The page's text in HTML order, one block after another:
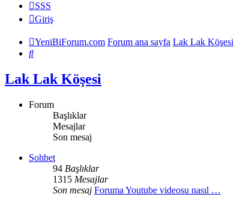
SSS
Giriş
YeniBiForum.com Forum ana sayfa Lak Lak Köşesi
Ara
Lak Lak Köşesi
Forum
Başlıklar
Mesajlar
Son mesaj
Sohbet
94 Başlıklar
1315 Mesajlar
Son mesaj Foruma Youtube videosu nasıl …